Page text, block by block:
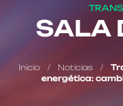
SALA
Inicio / Noticias /
energética: